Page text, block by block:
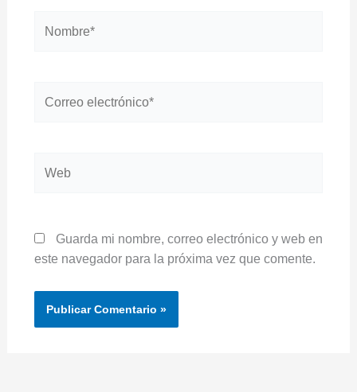
electrónico*
Guarda mi nombre, correo electrónico y web en
este navegador para la próxima vez que comente.